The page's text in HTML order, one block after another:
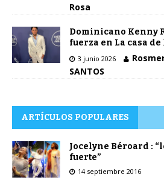
Rosa
Dominicano Kenny
fuerza en La casa de
3 junio 2026
SANTOS
ARTÍCULOS POPULARES
Jocelyne Béroard :
fuerte”
14 septiembre 2016